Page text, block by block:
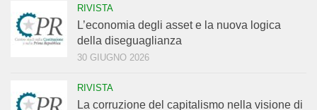
RIVISTA
L’economia degli asset e la nuova logica
della diseguaglianza
30 GIUGNO 2026
RIVISTA
La corruzione del capitalismo nella visione di